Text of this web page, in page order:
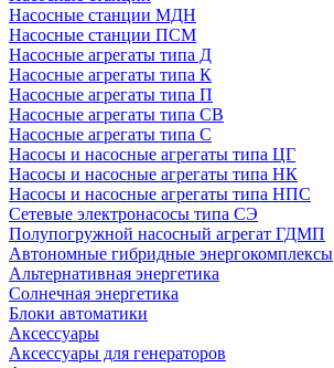
Насосные станции МДН
Насосные станции ПСМ
Насосные агрегаты типа Д
Насосные агрегаты типа К
Насосные агрегаты типа П
Насосные агрегаты типа СВ
Насосные агрегаты типа С
Насосы и насосные агрегаты типа ЦГ
Насосы и насосные агрегаты типа НК
Насосы и насосные агрегаты типа НПС
Сетевые электронасосы типа СЭ
Полупогружной насосный агрегат ГДМП
Автономные гибридные энергокомплексы
Альтернативная энергетика
Солнечная энергетика
Блоки автоматики
Аксессуары
Аксессуары для генераторов